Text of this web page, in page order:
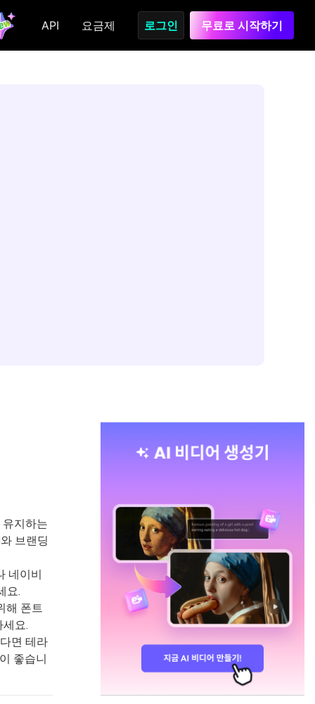
API 요금제 로그인 무료로 시작하기
지하는
브랜딩
네이비
요.
해 폰트
요.
면 테라
좋습니